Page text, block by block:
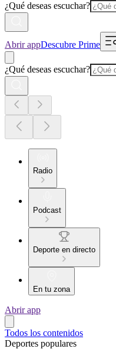
¿Qué deseas escuchar?
Abrir appDescubre Prime
¿Qué deseas escuchar?
Radio
Podcast
Deporte en directo
En tu zona
Abrir app
Todos los contenidos
Deportes populares